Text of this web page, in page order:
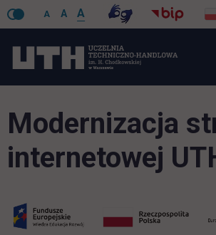
A A A
Modernizacja
internetowej